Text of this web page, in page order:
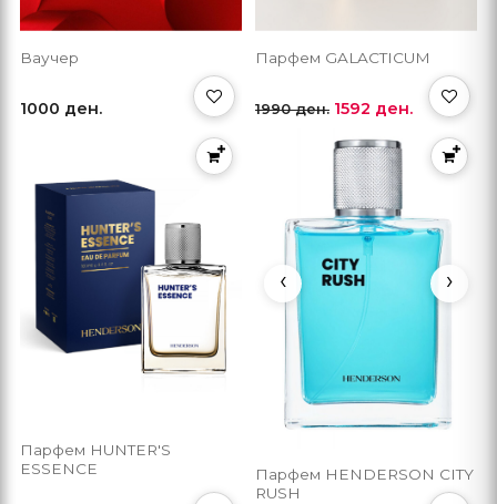
Ваучер
1000 ден.
Парфем GALACTICUM
1990 ден. 1592 ден.
Парфем HUNTER'S
ESSENCE
‹ ›
Парфем HENDERSON CITY
RUSH